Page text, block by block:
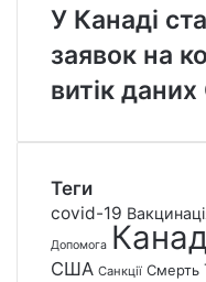
У Канаді
заявок на
витік даних
Теги
covid-19
Допомога
США Санкції Смерть